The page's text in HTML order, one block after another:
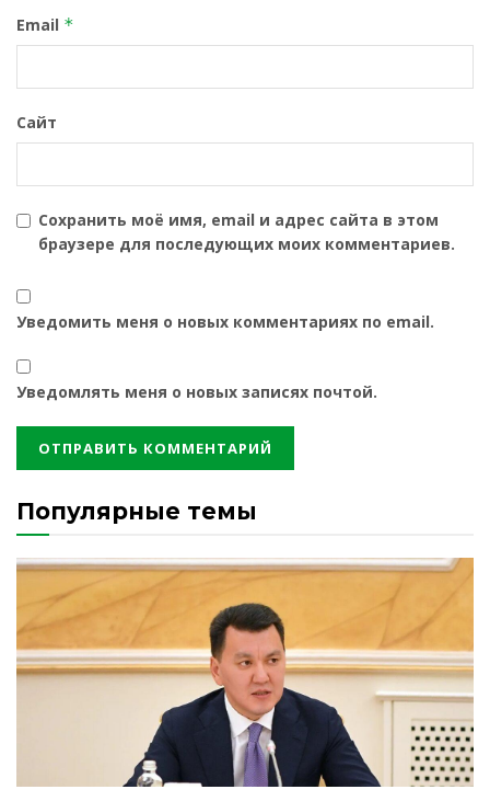
Email *
Сайт
Сохранить моё имя, email и адрес сайта в этом
браузере для последующих моих комментариев.
Уведомить меня о новых комментариях по email.
Уведомлять меня о новых записях почтой.
Популярные темы